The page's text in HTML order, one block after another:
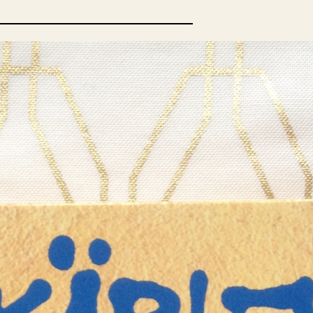
inlägg
författare
ämnen
Biografi Blogga Bokcirkel